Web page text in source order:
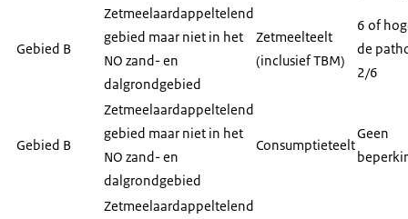
Gebied B
Zetmeelaardappeltelend
gebied maar niet in het
NO zand- en
dalgrondgebied
Zetmeelteelt
(inclusief TBM)
6 of
de
2/6
Gebied B
Zetmeelaardappeltelend
gebied maar niet in het
NO zand- en
dalgrondgebied
Consumptieteelt
Geen
Zetmeelaardappeltelend